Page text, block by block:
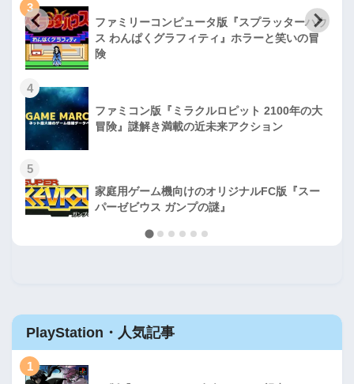
3
ファミリーコンピュータ版『スプラッターハウ
ス わんぱくグラフィティ』ホラーと笑いの冒
険
4
ファミコン版『ミラクルロピット 2100年の大
冒険』謎解き満載の近未来アクション
5
家庭用ゲーム機向けのオリジナルFC版『スー
パーゼビウス ガンプの謎』
PlayStation・人気記事
1